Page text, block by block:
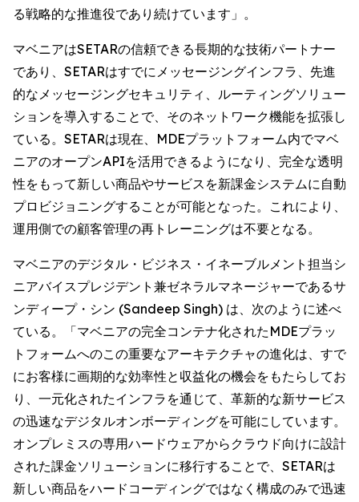
る戦略的な推進役であり続けています」。
マベニアはSETARの信頼できる長期的な技術パートナー
であり、SETARはすでにメッセージングインフラ、先進
的なメッセージングセキュリティ、ルーティングソリュー
ションを導入することで、そのネットワーク機能を拡張し
ている。SETARは現在、MDEプラットフォーム内でマベ
ニアのオープンAPIを活用できるようになり、完全な透明
性をもって新しい商品やサービスを新課金システムに自動
プロビジョニングすることが可能となった。これにより、
運用側での顧客管理の再トレーニングは不要となる。
マベニアのデジタル・ビジネス・イネーブルメント担当シ
ニアバイスプレジデント兼ゼネラルマネージャーであるサ
ンディープ・シン (Sandeep Singh) は、次のように述べ
ている。「マベニアの完全コンテナ化されたMDEプラッ
トフォームへのこの重要なアーキテクチャの進化は、すで
にお客様に画期的な効率性と収益化の機会をもたらしてお
り、一元化されたインフラを通じて、革新的な新サービス
の迅速なデジタルオンボーディングを可能にしています。
オンプレミスの専用ハードウェアからクラウド向けに設計
された課金ソリューションに移行することで、SETARは
新しい商品をハードコーディングではなく構成のみで迅速